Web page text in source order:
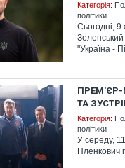
Категорія:
політики
Сьогодні,
Зеленський
"Україна -
ПРЕМ'ЄР-
ТА
Категорія:
політики
У середу,
Пленкович